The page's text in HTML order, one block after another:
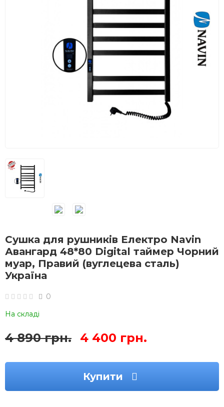
Сушка для рушників Електро Navin
Авангард 48*80 Digital таймер Чорний
муар, Правий (вуглецева сталь)
Україна
0
На складі
4 890 грн. 4 400 грн.
Купити